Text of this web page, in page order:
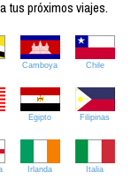
tus próximos viajes.
Camboya Chile
Egipto Filipinas
Irlanda Italia